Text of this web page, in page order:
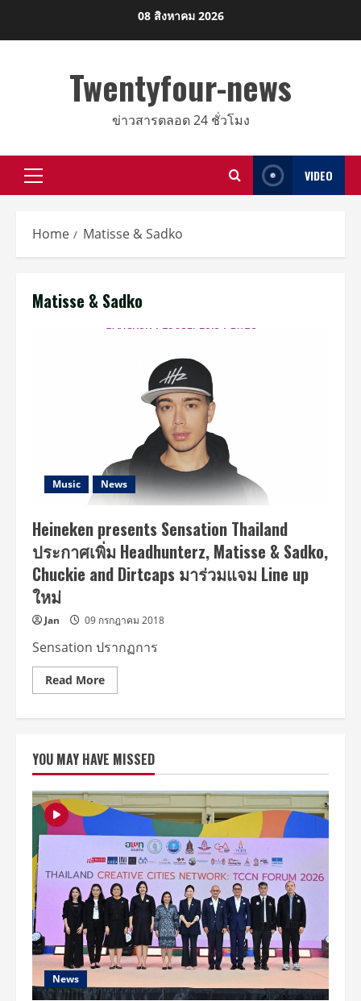
08 สิงหาคม 2026
Twentyfour-news
ข่าวสารตลอด 24 ชั่วโมง
Primary
VIDEO
Home Matisse & Sadko
Matisse & Sadko
Music News
Heineken presents Sensation Thailand
ประกาศเพิ่ม Headhunterz, Matisse & Sadko,
Chuckie and Dirtcaps มาร่วมแจม Line up
ใหม่
Jan 09 กรกฎาคม 2018
Sensation ปรากฏการ
Read MoreRead
more
ประกาศ
เพิ่ม
Headhunterz,
Matisse
&
Sadko,
and
Dirtcaps
มา
ร่วม
แจม
Line
up
ใหม่
YOU MAY HAVE MISSED
News